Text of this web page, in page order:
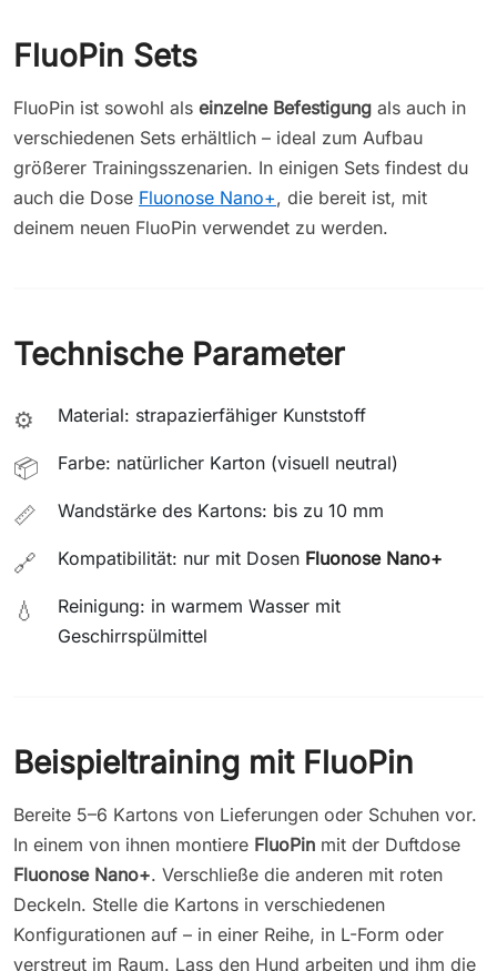
FluoPin Sets
FluoPin ist sowohl als einzelne Befestigung als auch in
verschiedenen Sets erhältlich – ideal zum Aufbau
größerer Trainingsszenarien. In einigen Sets findest du
auch die Dose Fluonose Nano+, die bereit ist, mit
deinem neuen FluoPin verwendet zu werden.
Technische Parameter
⚙️ Material: strapazierfähiger Kunststoff
📦 Farbe: natürlicher Karton (visuell neutral)
📏 Wandstärke des Kartons: bis zu 10 mm
🔗 Kompatibilität: nur mit Dosen Fluonose Nano+
💧
Reinigung: in warmem Wasser mit
Geschirrspülmittel
Beispieltraining mit FluoPin
Bereite 5–6 Kartons von Lieferungen oder Schuhen vor.
In einem von ihnen montiere FluoPin mit der Duftdose
Fluonose Nano+. Verschließe die anderen mit roten
Deckeln. Stelle die Kartons in verschiedenen
Konfigurationen auf – in einer Reihe, in L-Form oder
verstreut im Raum. Lass den Hund arbeiten und ihm die